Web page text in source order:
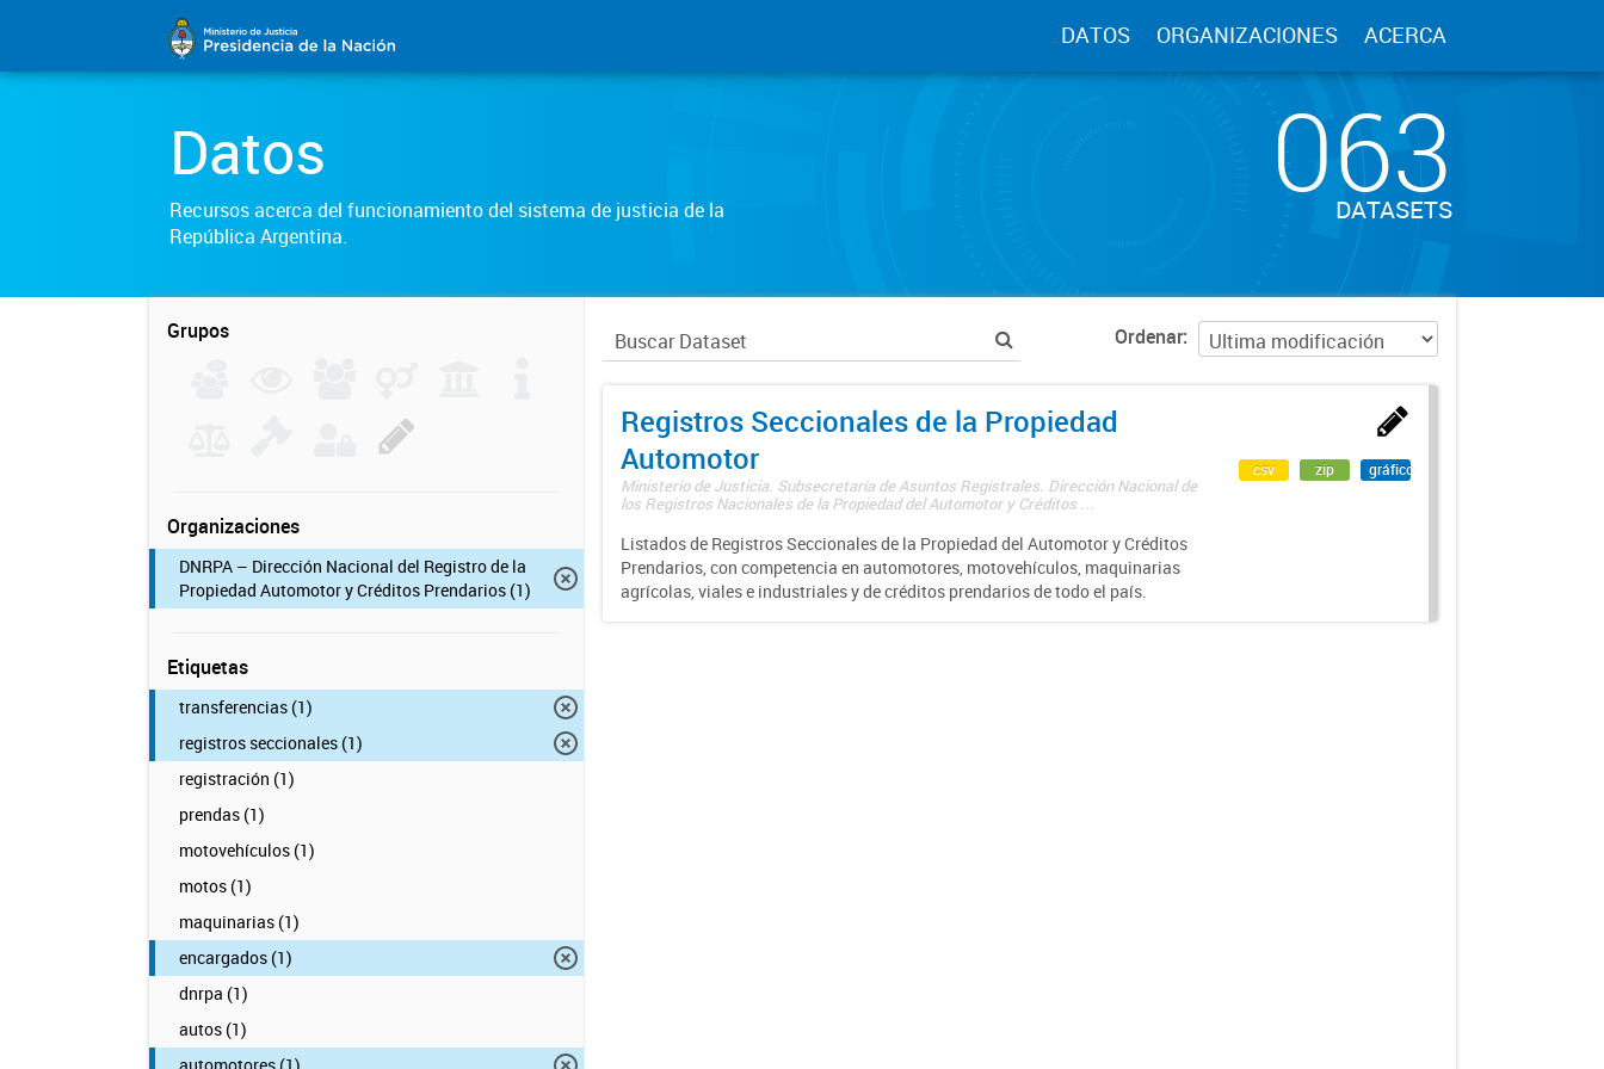
DATOS ORGANIZACIONES ACERCA
Datos
Recursos acerca del funcionamiento del sistema de justicia de la
República Argentina.
063
DATASETS
Grupos
Organizaciones
DNRPA – Dirección Nacional del Registro de la
Propiedad Automotor y Créditos Prendarios (1)
Etiquetas
transferencias (1)
registros seccionales (1)
registración (1)
prendas (1)
motovehículos (1)
motos (1)
maquinarias (1)
encargados (1)
dnrpa (1)
autos (1)
Ordenar
Registros Seccionales de la Propiedad
Automotor
Ministerio de Justicia. Subsecretaría de Asuntos Registrales. Dirección Nacional de
los Registros Nacionales de la Propiedad del Automotor y Créditos ...
Listados de Registros Seccionales de la Propiedad del Automotor y Créditos
Prendarios, con competencia en automotores, motovehículos, maquinarias
agrícolas, viales e industriales y de créditos prendarios de todo el país.
csv zip gráfico